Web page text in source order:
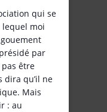
qui se
lequel moi
par
pas être
dira qu’il ne
Mais
: au